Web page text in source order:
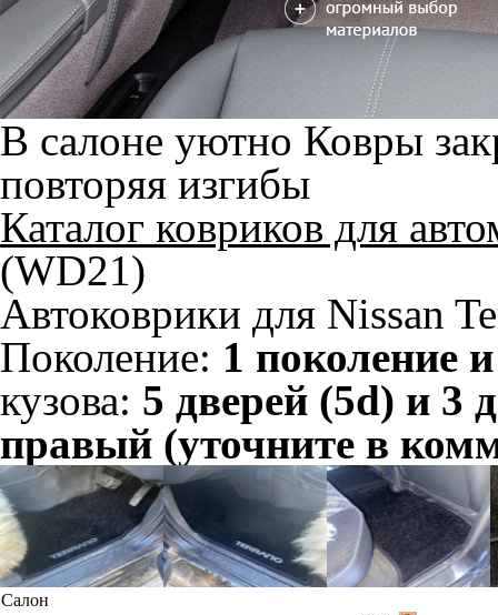
В салоне уютно Ковры
повторяя изгибы
Каталог ковриков для
(WD21)
Автоковрики для Nissan
Поколение: 1 поколение
кузова: 5 дверей (5d) и 3
правый (уточните в
Салон